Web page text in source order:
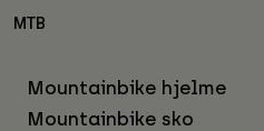
MTB
Mountainbike hjelme
Mountainbike sko